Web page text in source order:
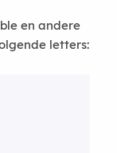
en andere
letters: